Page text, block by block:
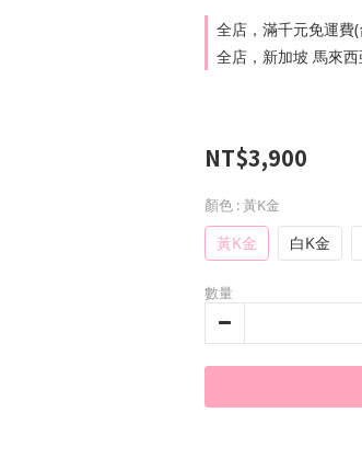
全店，滿千元免運費(
全店，新加坡 馬來
NT$3,900
顏色 : 黃K金
黃K金 白K金
數量